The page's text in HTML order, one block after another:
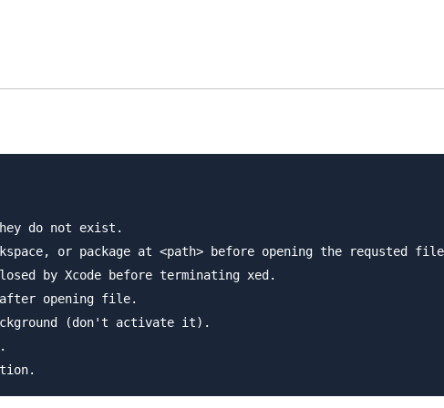
do not exist.
or package at <path> before opening the requsted
by Xcode before terminating xed.
opening file.
(don't activate it).